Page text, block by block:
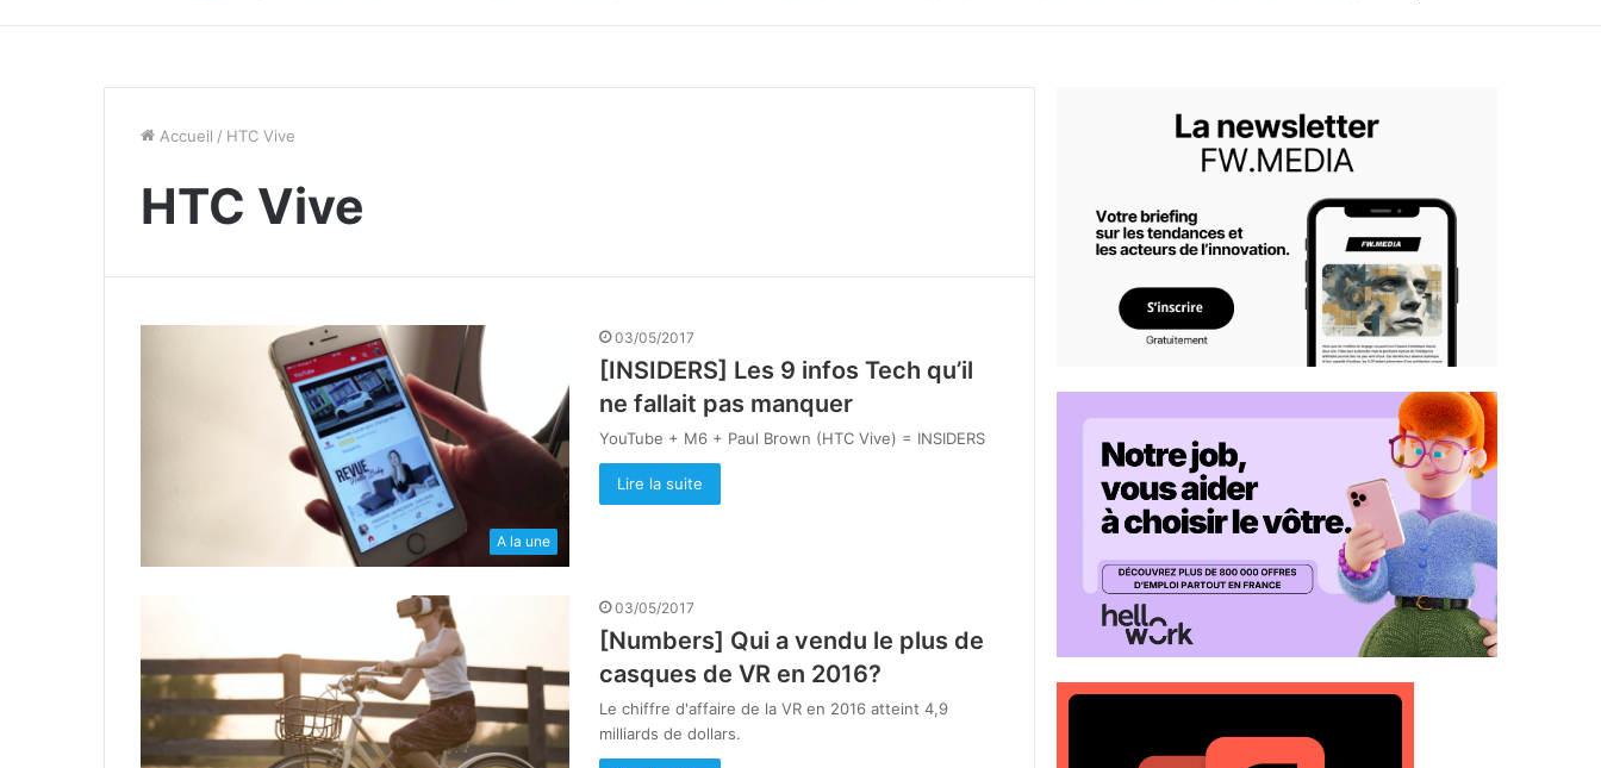
Accueil / HTC Vive
HTC Vive
A la une
03/05/2017
[INSIDERS] Les 9 infos Tech qu’il
ne fallait pas manquer
YouTube + M6 + Paul Brown (HTC Vive) = INSIDERS
Lire la suite
03/05/2017
[Numbers] Qui a vendu le plus de
casques de VR en 2016?
Le chiffre d'affaire de la VR en 2016 atteint 4,9
milliards de dollars.